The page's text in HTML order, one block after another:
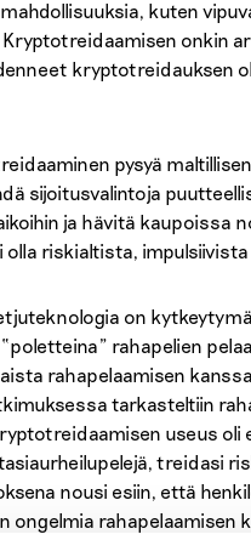
kuten
onkin
kryptotreidauksen
pysyä
sijoitusvalintoja
ja hävitä kaupoissa
riskialtista,
on
rahapelien
rahapelaamisen
tarkasteltiin
useus oli
treidasi
nousi esiin, että
rahapelaamisen